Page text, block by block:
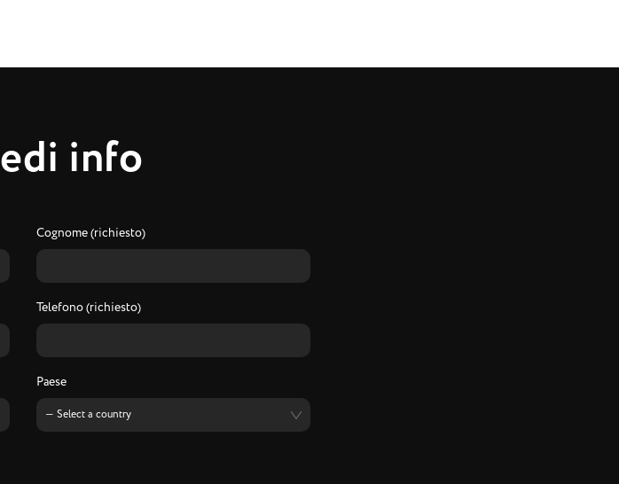
edi info
Cognome (richiesto)
Telefono (richiesto)
Paese